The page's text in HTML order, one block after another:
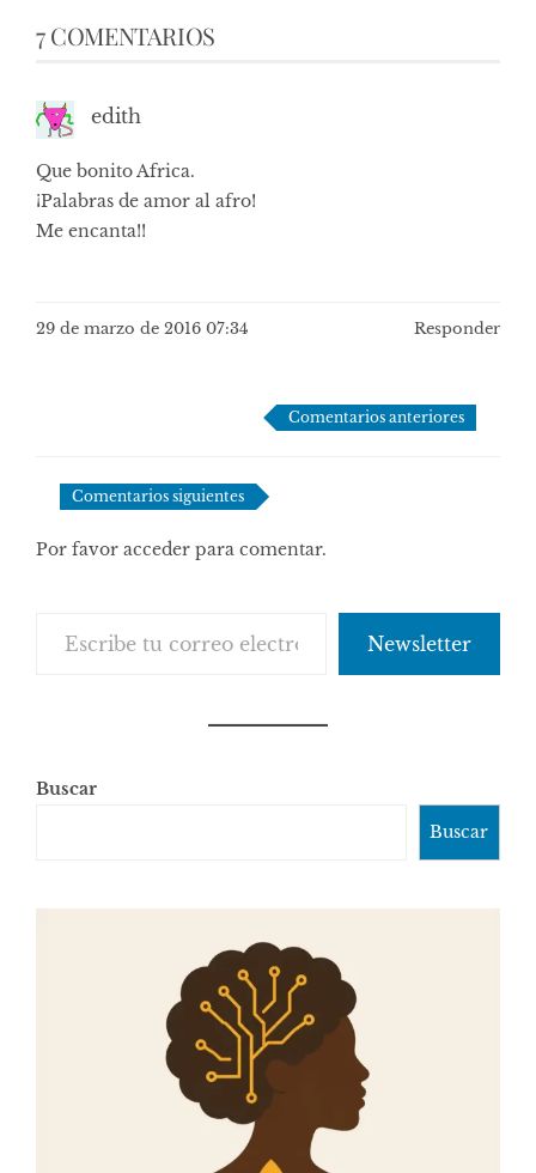
7 COMENTARIOS
edith
Que bonito Africa.
¡Palabras de amor al afro!
Me encanta!!
29 de marzo de 2016 07:34 Responder
comentarios
Comentarios anteriores
Comentarios siguientes
Por favor acceder para comentar.
Newsletter
Buscar
Buscar